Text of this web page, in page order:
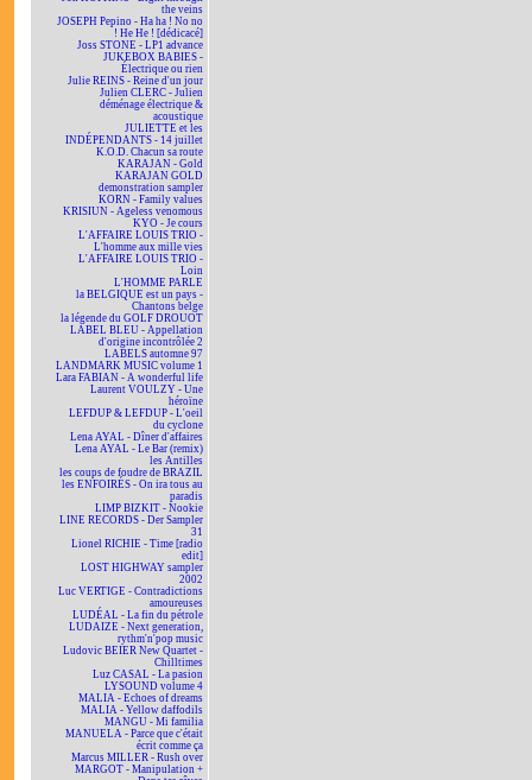
the veins
JOSEPH Pepino - Ha ha ! No no
! He He ! [dédicacé]
Joss STONE - LP1 advance
JUKEBOX BABIES -
Électrique ou rien
Julie REINS - Reine d'un jour
Julien CLERC - Julien
déménage électrique &
acoustique
JULIETTE et les
INDÉPENDANTS - 14 juillet
K.O.D. Chacun sa route
KARAJAN - Gold
KARAJAN GOLD
demonstration sampler
KORN - Family values
KRISIUN - Ageless venomous
KYO - Je cours
L'AFFAIRE LOUIS TRIO -
L'homme aux mille vies
L'AFFAIRE LOUIS TRIO -
Loin
L'HOMME PARLE
la BELGIQUE est un pays -
Chantons belge
la légende du GOLF DROUOT
LABEL BLEU - Appellation
d'origine incontrôlée 2
LABELS automne 97
LANDMARK MUSIC volume 1
Lara FABIAN - A wonderful life
Laurent VOULZY - Une
héroïne
LEFDUP & LEFDUP - L'oeil
du cyclone
Lena AYAL - Dîner d'affaires
Lena AYAL - Le Bar (remix)
les Antilles
les coups de foudre de BRAZIL
les ENFOIRÉS - On ira tous au
paradis
LIMP BIZKIT - Nookie
LINE RECORDS - Der Sampler
31
Lionel RICHIE - Time [radio
edit]
LOST HIGHWAY sampler
2002
Luc VERTIGE - Contradictions
amoureuses
LUDÉAL - La fin du pétrole
LUDAIZE - Next generation,
rythm'n'pop music
Ludovic BEIER New Quartet -
Chilltimes
Luz CASAL - La pasion
LYSOUND volume 4
MALIA - Echoes of dreams
MALIA - Yellow daffodils
MANGU - Mi familia
MANUELA - Parce que c'était
écrit comme ça
Marcus MILLER - Rush over
MARGOT - Manipulation +